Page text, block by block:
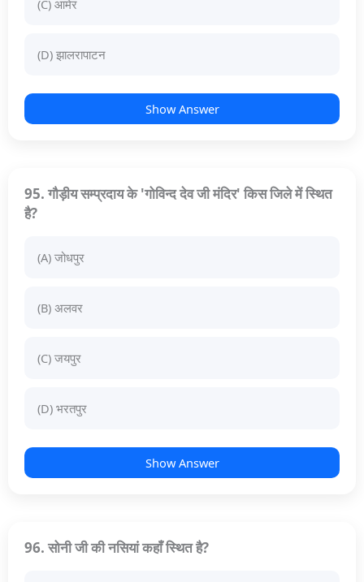
(C) आमेर
(D) झालरापाटन
Show Answer
95. गौड़ीय सम्प्रदाय के 'गोविन्द देव जी मंदिर' किस जिले में स्थित
है?
(A) जोधपुर
(B) अलवर
(C) जयपुर
(D) भरतपुर
Show Answer
96. सोनी जी की नसियां कहाँ स्थित है?